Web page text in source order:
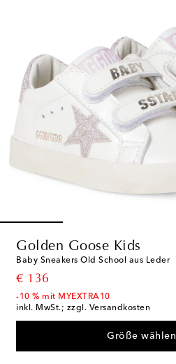
Golden Goose Kids
Baby Sneakers Old School aus Leder
€ 136
original price
-10 % mit MYEXTRA10
inkl. MwSt.; zzgl. Versandkosten
Größe wählen